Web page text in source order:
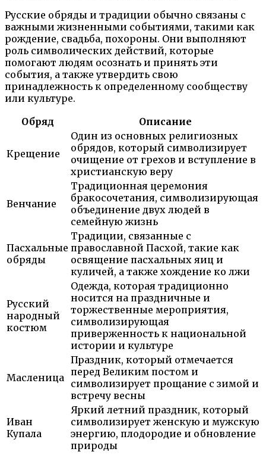
Русские обряды и традиции обычно связаны с
важными жизненными событиями, такими как
рождение, свадьба, похороны. Они выполняют
роль символических действий, которые
помогают людям осознать и принять эти
события, а также утвердить свою
принадлежность к определенному сообществу
или культуре.
Обряд
Описание
Крещение
Один из основных религиозных
обрядов, который символизирует
очищение от грехов и вступление в
христианскую веру
Венчание
Традиционная церемония
бракосочетания, символизирующая
объединение двух людей в
семейную жизнь
Пасхальные
обряды
Традиции, связанные с
православной Пасхой, такие как
освящение пасхальных яиц и
куличей, а также хождение ко лжи
Русский
народный
костюм
Одежда, которая традиционно
носится на праздничные и
торжественные мероприятия,
символизирующая
приверженность к национальной
истории и культуре
Масленица
Праздник, который отмечается
перед Великим постом и
символизирует прощание с зимой и
встречу весны
Иван
Купала
Яркий летний праздник, который
символизирует женскую и мужскую
энергию, плодородие и обновление
природы